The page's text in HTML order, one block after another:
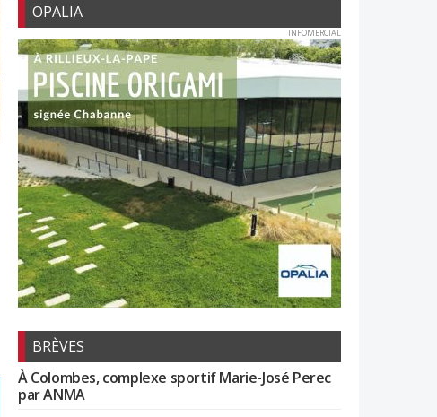
OPALIA
INFOMERCIAL
BRÈVES
À Colombes, complexe sportif Marie-José Perec
par ANMA